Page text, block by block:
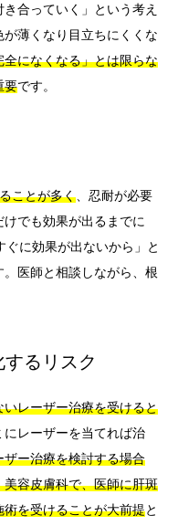
合っていく」という考え
薄くなり目立ちにくくな
全になくなる」とは限らな
要です。
ことが多く 、忍耐が必要
でも効果が出るまでに
ぐに効果が出ないから」と
医師と相談しながら、根
するリスク
レーザー治療を受けると
にレーザーを当てれば治
ザー治療を検討する場合
容皮膚科で、医師に肝斑
を受けることが大前提と